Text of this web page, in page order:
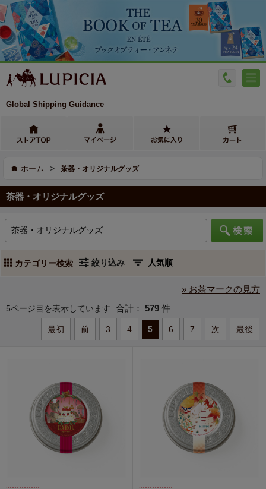
Global Shipping Guidance
ホーム > 茶器・オリジナルグッズ
茶器・オリジナルグッズ
カテゴリー検索 絞り込み
» お茶マークの見方
5ページ目を表示しています 合計： 579 件
最初 前 3 4 5 6 7 次 最後